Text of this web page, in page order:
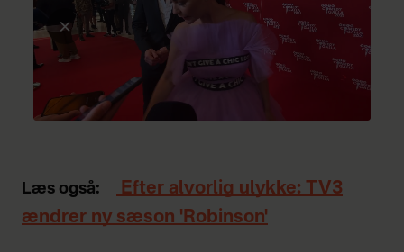
Læs også:
Efter alvorlig ulykke: TV3
ændrer ny sæson 'Robinson'